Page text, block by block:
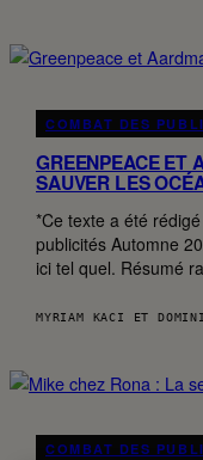
COMBAT DES
GREENPEACE ET
SAUVER LES
*Ce texte a été
publicités Automne
ici tel quel. Résumé
MYRIAM KACI ET
COMBAT DES